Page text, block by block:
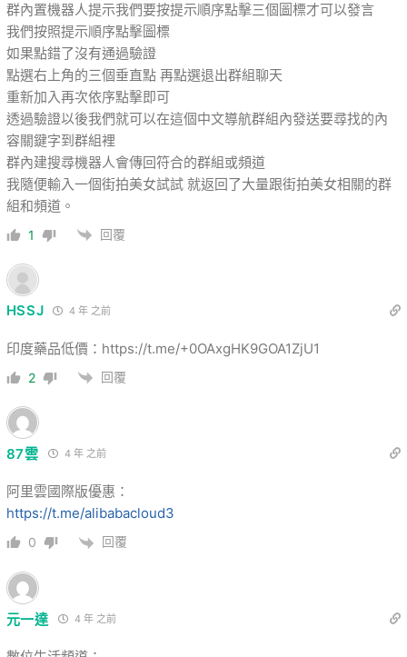
群內置機器人提示我們要按提示順序點擊三個圖標才可以發言
我們按照提示順序點擊圖標
如果點錯了沒有通過驗證
點選右上角的三個垂直點 再點選退出群組聊天
重新加入再次依序點擊即可
透過驗證以後我們就可以在這個中文導航群組內發送要尋找的內
容關鍵字到群組裡
群內建搜尋機器人會傳回符合的群組或頻道
我隨便輸入一個街拍美女試試 就返回了大量跟街拍美女相關的群
組和頻道。
1 回覆
HSSJ 4 年 之前
印度藥品低價：https://t.me/+0OAxgHK9GOA1ZjU1
2 回覆
87雲 4 年 之前
阿里雲國際版優惠：
https://t.me/alibabacloud3
0 回覆
元一達 4 年 之前